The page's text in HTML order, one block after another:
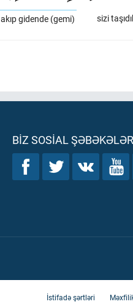
sizi
akıp gidende (gemi)
BIZ SOSIAL
İstifadə şərtləri